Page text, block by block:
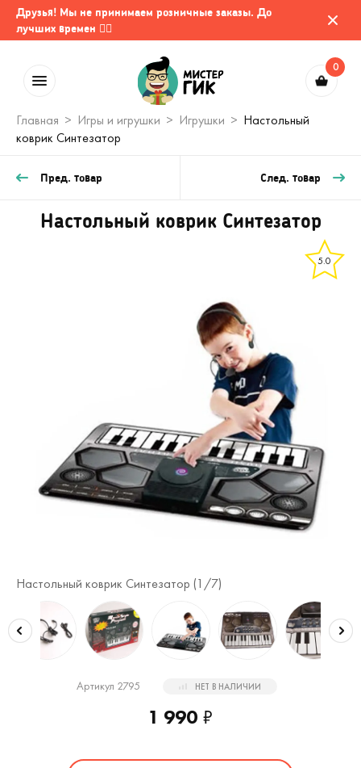
Друзья! Мы не принимаем розничные заказы. До
лучших времен 🤷‍♂️
0
Главная Игры и игрушки Игрушки
Настольный
коврик Синтезатор
Пред. товар След. товар
Настольный коврик Синтезатор
5.0
Настольный коврик Синтезатор (1 /7)
Артикул 2795 НЕТ В НАЛИЧИИ
1 990 ₽